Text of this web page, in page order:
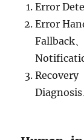
Error
Error
Fallback
Recovery